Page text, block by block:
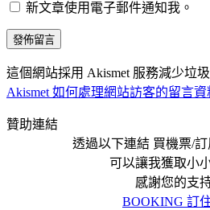
新文章使用電子郵件通知我。
這個網站採用 Akismet 服務減少垃
Akismet 如何處理網站訪客的留言資
贊助連結
透過以下連結 買機票/訂
可以讓我獲取小
感謝您的支
BOOKING 訂